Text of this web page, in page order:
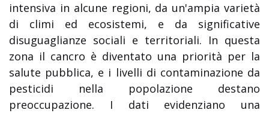
intensiva in alcune regioni, da un'ampia varietà
di climi ed ecosistemi, e da significative
disuguaglianze sociali e territoriali. In questa
zona il cancro è diventato una priorità per la
salute pubblica, e i livelli di contaminazione da
pesticidi nella popolazione destano
preoccupazione. I dati evidenziano una